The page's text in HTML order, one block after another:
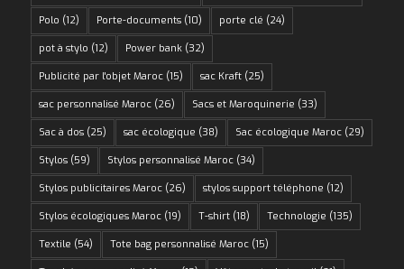
Polo (12) Porte-documents(10) porte clé (24)
pot à stylo (12) Power bank(32)
Publicité par l'objet Maroc(15) sac Kraft(25)
sac personnalisé Maroc(26) Sacs et Maroquinerie (33)
Sac à dos(25) sac écologique (38) Sac écologique Maroc(29)
Stylos(59) Stylos personnalisé Maroc(34)
Stylos publicitaires Maroc(26) stylos support téléphone (12)
Stylos écologiques Maroc(19) T-shirt(18) Technologie (135)
Textile (54) Tote bag personnalisé Maroc(15)